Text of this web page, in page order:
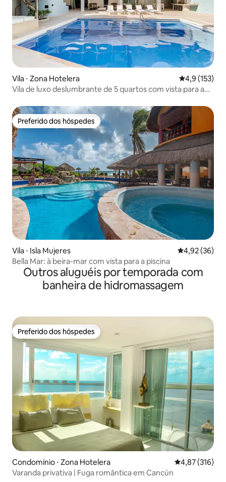
Vila ⋅ Zona Hotelera 4,9 de uma
4,9 (153)
Vila de luxo deslumbrante de 5 quartos com vista para a
Preferido dos hóspedes
Preferido dos hóspedes
Vila ⋅ Isla Mujeres 4,92 de uma
4,92 (36)
Bella Mar: à beira-mar com vista para a piscina
Outros aluguéis por temporada com
banheira de hidromassagem
Preferido dos hóspedes
Preferido dos hóspedes
Condomínio ⋅ Zona Hotelera 4,87 de uma
4,87 (316)
Varanda privativa | Fuga romântica em Cancún